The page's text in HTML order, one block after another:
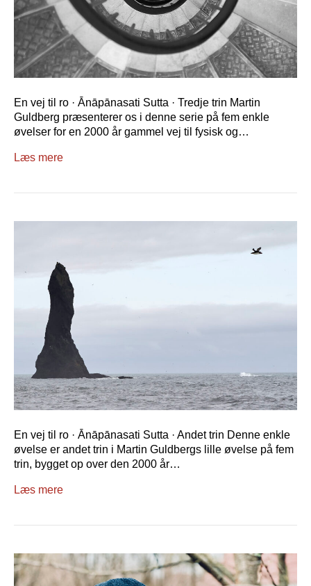
En vej til ro · Ānāpānasati Sutta · Tredje trin Martin
Guldberg præsenterer os i denne serie på fem enkle
øvelser for en 2000 år gammel vej til fysisk og…
Læs mere
En vej til ro · Ānāpānasati Sutta · Andet trin Denne enkle
øvelse er andet trin i Martin Guldbergs lille øvelse på fem
trin, bygget op over den 2000 år…
Læs mere